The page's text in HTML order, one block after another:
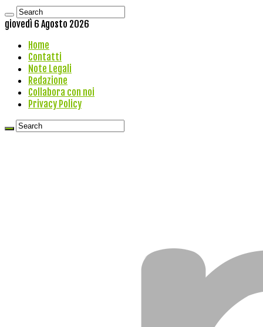
giovedì 6 Agosto 2026
Home
Contatti
Note Legali
Redazione
Collabora con noi
Privacy Policy